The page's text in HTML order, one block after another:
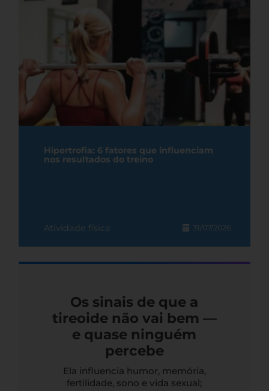
Hipertrofia: 6 fatores que influenciam
nos resultados do treino
Atividade física 31/07/2026
Os sinais de que a
tireoide não vai bem —
e quase ninguém
percebe
Ela influencia humor, memória,
fertilidade, sono e vida sexual;